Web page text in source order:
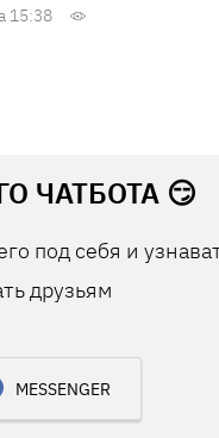
15:38
ЧАТБОТА 😏
под себя и
друзьям
MESSENGER